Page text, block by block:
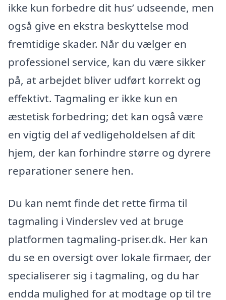
ikke kun forbedre dit hus’ udseende, men
også give en ekstra beskyttelse mod
fremtidige skader. Når du vælger en
professionel service, kan du være sikker
på, at arbejdet bliver udført korrekt og
effektivt. Tagmaling er ikke kun en
æstetisk forbedring; det kan også være
en vigtig del af vedligeholdelsen af dit
hjem, der kan forhindre større og dyrere
reparationer senere hen.
Du kan nemt finde det rette firma til
tagmaling i Vinderslev ved at bruge
platformen tagmaling-priser.dk. Her kan
du se en oversigt over lokale firmaer, der
specialiserer sig i tagmaling, og du har
endda mulighed for at modtage op til tre